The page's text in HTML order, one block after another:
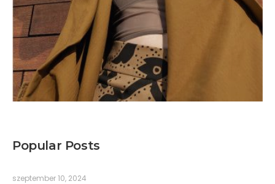
Popular Posts
szeptember 10, 2024